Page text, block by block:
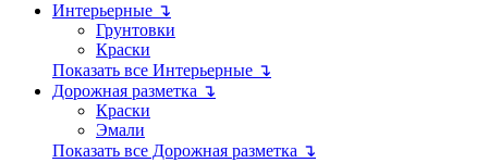
Интерьерные ↴
Грунтовки
Краски
Показать все Интерьерные ↴
Дорожная разметка ↴
Краски
Эмали
Показать все Дорожная разметка ↴